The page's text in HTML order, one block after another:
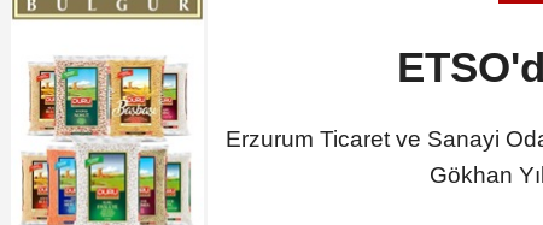
Erzurum Ticaret ve Sanayi
Gökhan